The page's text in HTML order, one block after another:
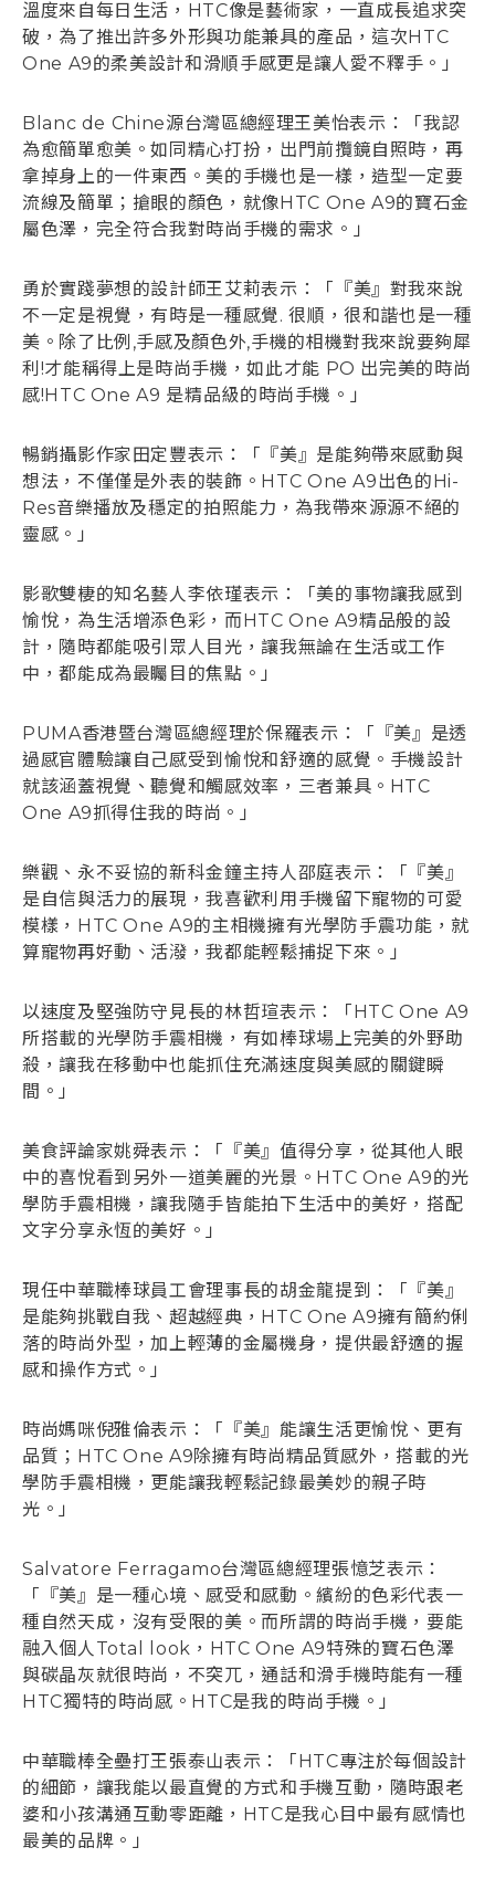
溫度來自每日生活，HTC像是藝術家，一直成長追求突
破，為了推出許多外形與功能兼具的產品，這次HTC
One A9的柔美設計和滑順手感更是讓人愛不釋手。」
Blanc de Chine源台灣區總經理王美怡表示：「我認
為愈簡單愈美。如同精心打扮，出門前攬鏡自照時，再
拿掉身上的一件東西。美的手機也是一樣，造型一定要
流線及簡單；搶眼的顏色，就像HTC One A9的寶石金
屬色澤，完全符合我對時尚手機的需求。」
勇於實踐夢想的設計師王艾莉表示：「『美』對我來說
不一定是視覺，有時是一種感覺. 很順，很和諧也是一種
美。除了比例,手感及顏色外,手機的相機對我來說要夠犀
利!才能稱得上是時尚手機，如此才能 PO 出完美的時尚
感!HTC One A9 是精品級的時尚手機。」
暢銷攝影作家田定豐表示：「『美』是能夠帶來感動與
想法，不僅僅是外表的裝飾。HTC One A9出色的Hi-
Res音樂播放及穩定的拍照能力，為我帶來源源不絕的
靈感。」
影歌雙棲的知名藝人李依瑾表示：「美的事物讓我感到
愉悅，為生活增添色彩，而HTC One A9精品般的設
計，隨時都能吸引眾人目光，讓我無論在生活或工作
中，都能成為最矚目的焦點。」
PUMA香港暨台灣區總經理於保羅表示：「『美』是透
過感官體驗讓自己感受到愉悅和舒適的感覺。手機設計
就該涵蓋視覺、聽覺和觸感效率，三者兼具。HTC
One A9抓得住我的時尚。」
樂觀、永不妥協的新科金鐘主持人邵庭表示：「『美』
是自信與活力的展現，我喜歡利用手機留下寵物的可愛
模樣，HTC One A9的主相機擁有光學防手震功能，就
算寵物再好動、活潑，我都能輕鬆捕捉下來。」
以速度及堅強防守見長的林哲瑄表示：「HTC One A9
所搭載的光學防手震相機，有如棒球場上完美的外野助
殺，讓我在移動中也能抓住充滿速度與美感的關鍵瞬
間。」
美食評論家姚舜表示：「『美』值得分享，從其他人眼
中的喜悅看到另外一道美麗的光景。HTC One A9的光
學防手震相機，讓我隨手皆能拍下生活中的美好，搭配
文字分享永恆的美好。」
現任中華職棒球員工會理事長的胡金龍提到：「『美』
是能夠挑戰自我、超越經典，HTC One A9擁有簡約俐
落的時尚外型，加上輕薄的金屬機身，提供最舒適的握
感和操作方式。」
時尚媽咪倪雅倫表示：「『美』能讓生活更愉悅、更有
品質；HTC One A9除擁有時尚精品質感外，搭載的光
學防手震相機，更能讓我輕鬆記錄最美妙的親子時
光。」
Salvatore Ferragamo台灣區總經理張憶芝表示：
「『美』是一種心境、感受和感動。繽紛的色彩代表一
種自然天成，沒有受限的美。而所謂的時尚手機，要能
融入個人Total look，HTC One A9特殊的寶石色澤
與碳晶灰就很時尚，不突兀，通話和滑手機時能有一種
HTC獨特的時尚感。HTC是我的時尚手機。」
中華職棒全壘打王張泰山表示：「HTC專注於每個設計
的細節，讓我能以最直覺的方式和手機互動，隨時跟老
婆和小孩溝通互動零距離，HTC是我心目中最有感情也
最美的品牌。」